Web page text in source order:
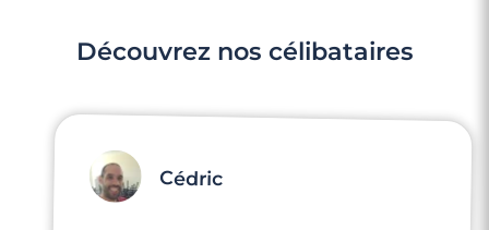
Découvrez nos célibataires
Cédric